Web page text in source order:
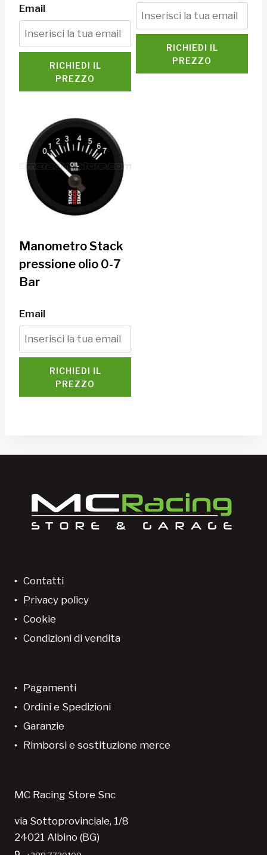
Email
RICHIEDI IL
PREZZO
RICHIEDI IL
PREZZO
Manometro Stack
pressione olio 0-7
Bar
Email
RICHIEDI IL
PREZZO
Contatti
Privacy policy
Cookie
Condizioni di vendita
Pagamenti
Ordini e Spedizioni
Garanzie
Rimborsi e sostituzione merce
MC Racing Store Snc
via Sottoprovinciale, 1/8
24021 Albino (BG)